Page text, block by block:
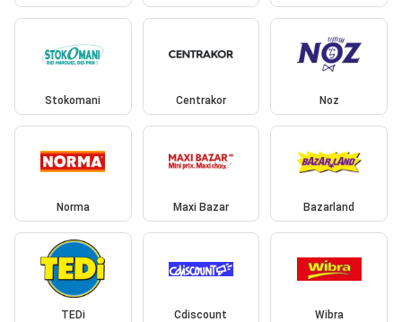
Stokomani Centrakor Noz
Norma Maxi Bazar Bazarland
TEDi Cdiscount Wibra